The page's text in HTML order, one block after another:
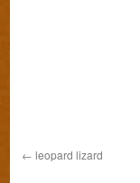
leopard lizard